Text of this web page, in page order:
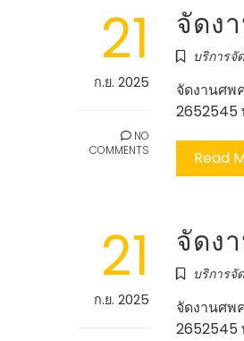
21
ก.ย. 2025
NO
COMMENTS
จัดง
บริการจั
จัดงานศพ
2652545
Read
21
ก.ย. 2025
จัดง
บริการจั
จัดงานศพ
2652545